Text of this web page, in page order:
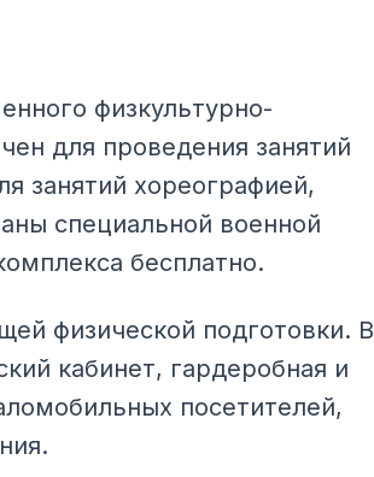
физкультурно-
для проведения занятий
занятий хореографией,
специальной военной
бесплатно.
физической подготовки. В
кабинет, гардеробная и
посетителей,